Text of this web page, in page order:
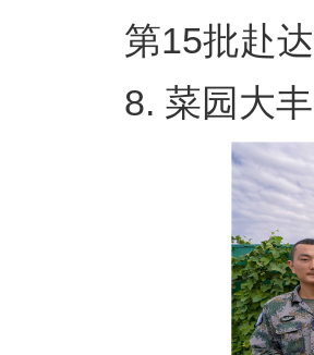
第15批赴达
8. 菜园大丰